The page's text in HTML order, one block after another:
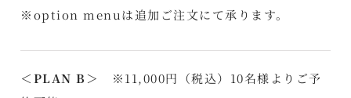
※option menuは追加ご注文にて承ります。
＜PLAN B＞
※11,000円（税込）10名様よりご予